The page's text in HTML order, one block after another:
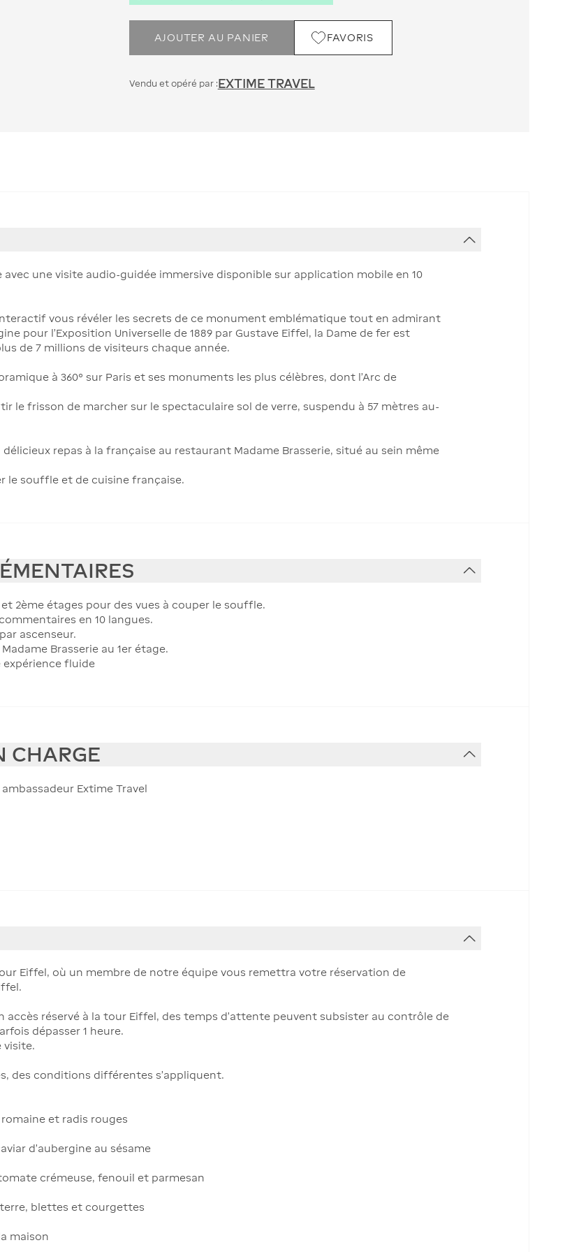
AJOUTER AU PANIER FAVORIS
Vendu et opéré par :EXTIME TRAVEL
une visite audio-guidée immersive disponible sur application mobile en 10
vous révéler les secrets de ce monument emblématique tout en admirant
pour l'Exposition Universelle de 1889 par Gustave Eiffel, la Dame de fer est
de 7 millions de visiteurs chaque année.
à 360° sur Paris et ses monuments les plus célèbres, dont l'Arc de
le frisson de marcher sur le spectaculaire sol de verre, suspendu à 57 mètres au-
repas à la française au restaurant Madame Brasserie, situé au sein même
le souffle et de cuisine française.
2ème étages pour des vues à couper le souffle.
en 10 langues.
ascenseur.
Brasserie au 1er étage.
fluide
CHARGE
ambassadeur Extime Travel
Eiffel, où un membre de notre équipe vous remettra votre réservation de
accès réservé à la tour Eiffel, des temps d’attente peuvent subsister au contrôle de
dépasser 1 heure.
visite.
des conditions différentes s’appliquent.
et radis rouges
d’aubergine au sésame
crémeuse, fenouil et parmesan
blettes et courgettes
maison